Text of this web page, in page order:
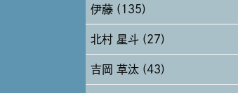
2024年6月 (12)
2024年5月 (19)
2024年4月 (17)
伊藤 (135)
北村 星斗 (27)
吉岡 草汰 (43)